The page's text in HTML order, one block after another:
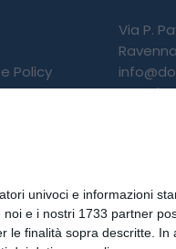
univoci e informazioni
e i nostri 1733 partner
le finalità sopra descritte.
Policy
Via P.
Ravenna
PEC: